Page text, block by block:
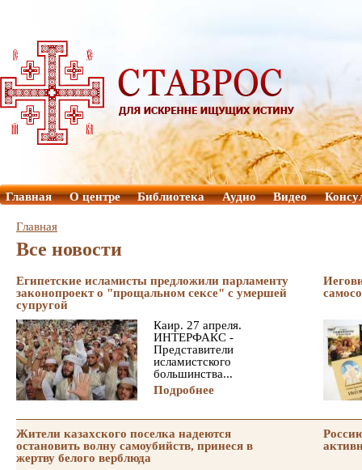
Главная О центре Библиотека Аудио Видео
Главная
Все новости
Египетские исламисты предложили парламенту
законопроект о "прощальном сексе" с умершей
супругой
Каир. 27 апреля.
ИНТЕРФАКС -
Представители
исламистского
большинства...
Подробнее
Жители казахского поселка надеются
остановить волну самоубийств, принеся в
жертву белого верблюда